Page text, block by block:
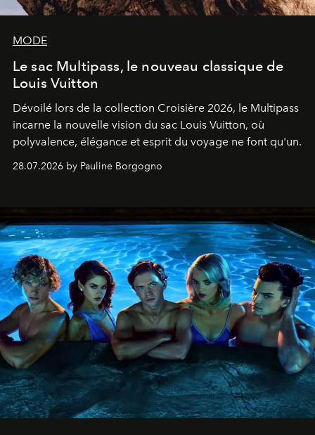
MODE
Le sac Multipass, le nouveau classique de
Louis Vuitton
Dévoilé lors de la collection Croisière 2026, le Multipass
incarne la nouvelle vision du sac Louis Vuitton, où
polyvalence, élégance et esprit du voyage ne font qu'un.
28.07.2026 by Pauline Borgogno